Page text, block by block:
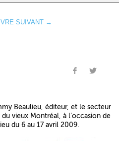
SUIVANT →
Beaulieu, éditeur, et le secteur
vieux Montréal, à l’occasion de
du 6 au 17 avril 2009.